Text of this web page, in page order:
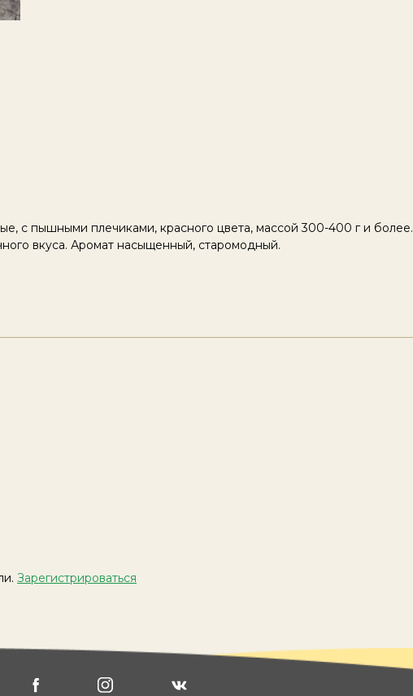
с пышными плечиками, красного цвета, массой 300-400 г и более.
вкуса. Аромат насыщенный, старомодный.
Зарегистрироваться